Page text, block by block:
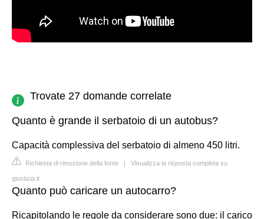
Trovate 27 domande correlate
Quanto è grande il serbatoio di un autobus?
Capacità complessiva del serbatoio di almeno 450 litri.
Richiesta di rimozione della fonte | Visualizza la risposta completa su
giustizia.it
Quanto può caricare un autocarro?
Ricapitolando le regole da considerare sono due: il carico